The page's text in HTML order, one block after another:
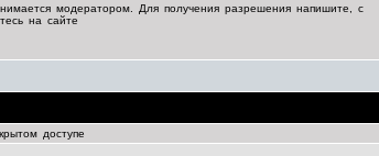
модератором. Для получения разрешения напишите, с
на сайте
доступе